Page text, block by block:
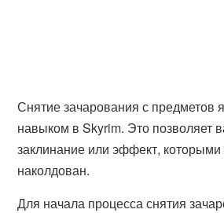
Снятие зачарования с предметов
навыком в Skyrim. Это позволяет
заклинание или эффект,
наколдован.
Для начала процесса снятия